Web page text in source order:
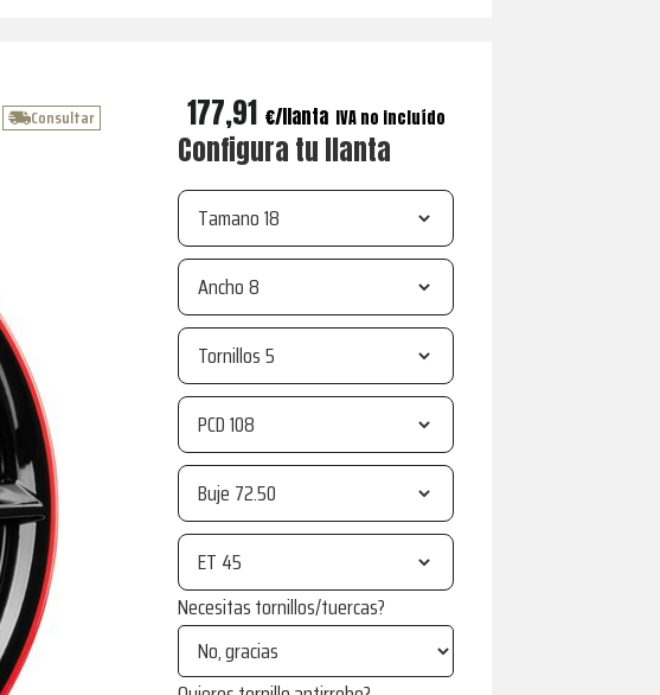
Consultar 177,91 € IVA no incluído
Configura tu llanta
Tamano
Ancho
Tornillos
PCD
Buje
ET
Necesitas tornillos/tuercas?